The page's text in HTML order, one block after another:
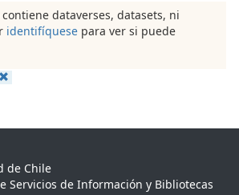
dataverses, datasets, ni
identifíquese para ver si puede
de Chile
Servicios de Información y Bibliotecas